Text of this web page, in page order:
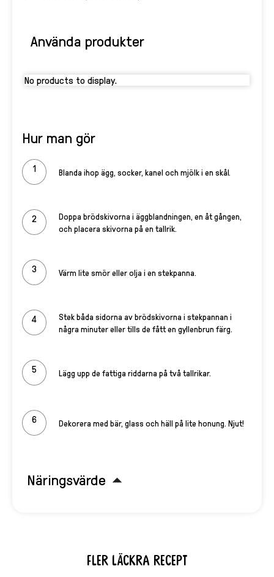
Använda produkter
No products to display.
Hur man gör
Blanda ihop ägg, socker, kanel och mjölk i en skål.
Doppa brödskivorna i äggblandningen, en åt gången,
och placera skivorna på en tallrik.
Värm lite smör eller olja i en stekpanna.
Stek båda sidorna av brödskivorna i stekpannan i
några minuter eller tills de fått en gyllenbrun färg.
Lägg upp de fattiga riddarna på två tallrikar.
Dekorera med bär, glass och häll på lite honung. Njut!
Näringsvärde
Fler läckra recept